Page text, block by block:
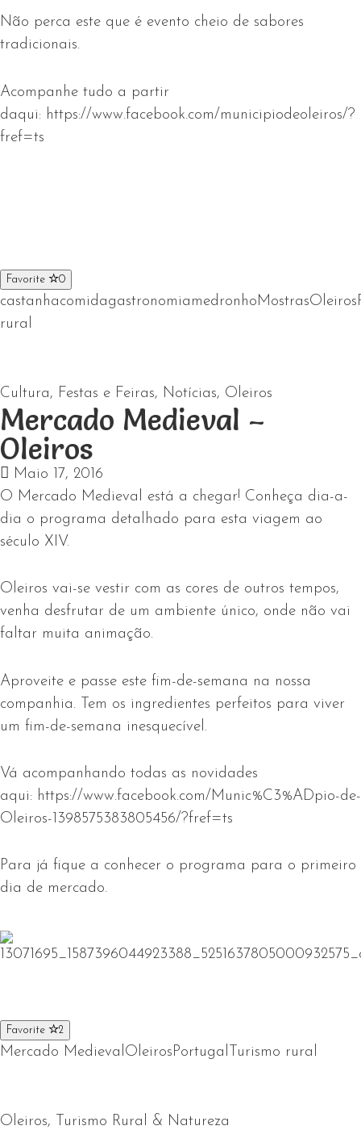
Não perca este que é evento cheio de sabores
tradicionais.
Acompanhe tudo a partir
daqui: https://www.facebook.com/municipiodeoleiros/?
fref=ts
Favorite 0
castanhacomidagastronomia medronho MostrasOleiros
rural
Cultura, Festas e Feiras, Notícias, Oleiros
Mercado Medieval –
Oleiros
Maio 17, 2016
O Mercado Medieval está a chegar! Conheça dia-a-
dia o programa detalhado para esta viagem ao
século XIV.
Oleiros vai-se vestir com as cores de outros tempos,
venha desfrutar de um ambiente único, onde não vai
faltar muita animação.
Aproveite e passe este fim-de-semana na nossa
companhia. Tem os ingredientes perfeitos para viver
um fim-de-semana inesquecível.
Vá acompanhando todas as novidades
aqui: https://www.facebook.com/Munic%C3%ADpio-de-
Oleiros-1398575383805456/?fref=ts
Para já fique a conhecer o programa para o primeiro
dia de mercado.
Favorite 2
Mercado MedievalOleirosPortugal Turismo rural
Oleiros, Turismo Rural & Natureza